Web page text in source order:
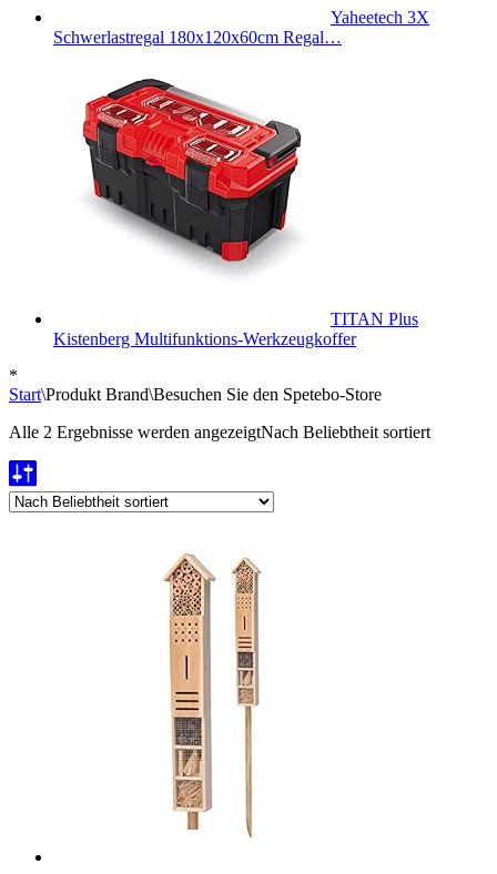
Yaheetech 3X
Schwerlastregal 180x120x60cm Regal…
TITAN Plus
Kistenberg Multifunktions-Werkzeugkoffer
*
Start\Produkt Brand\Besuchen Sie den Spetebo-Store
Alle 2 Ergebnisse werden angezeigtNach Beliebtheit sortiert